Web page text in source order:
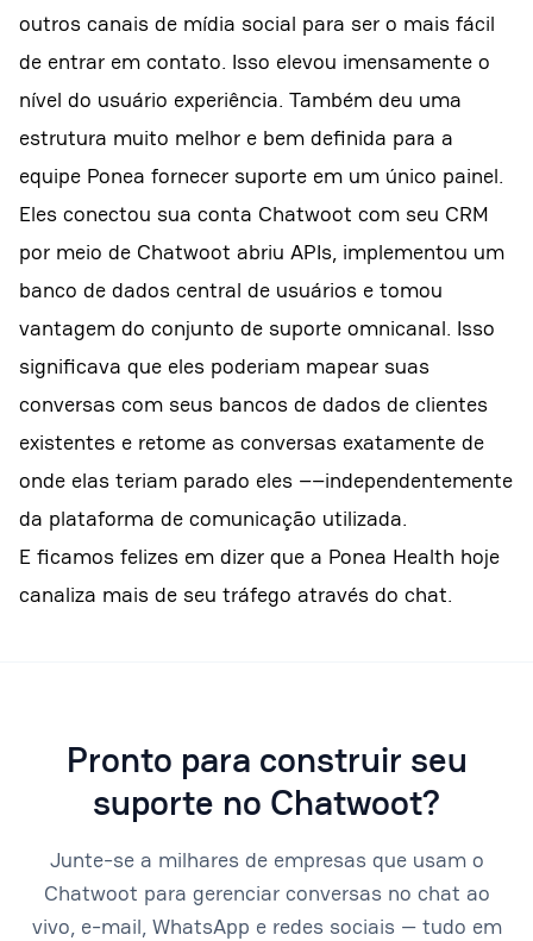
outros canais de mídia social para ser o mais fácil
de entrar em contato. Isso elevou imensamente o
nível do usuário experiência. Também deu uma
estrutura muito melhor e bem definida para a
equipe Ponea fornecer suporte em um único painel.
Eles conectou sua conta Chatwoot com seu CRM
por meio de Chatwoot abriu APIs, implementou um
banco de dados central de usuários e tomou
vantagem do conjunto de suporte omnicanal. Isso
significava que eles poderiam mapear suas
conversas com seus bancos de dados de clientes
existentes e retome as conversas exatamente de
onde elas teriam parado eles ––independentemente
da plataforma de comunicação utilizada.
E ficamos felizes em dizer que a Ponea Health hoje
canaliza mais de seu tráfego através do chat.
Pronto para construir seu
suporte no Chatwoot?
Junte-se a milhares de empresas que usam o
Chatwoot para gerenciar conversas no chat ao
vivo, e-mail, WhatsApp e redes sociais — tudo em